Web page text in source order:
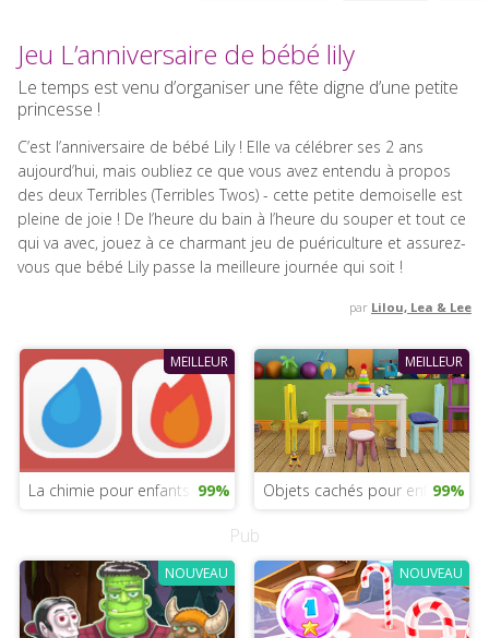
Jeu L’anniversaire de bébé lily
Le temps est venu d’organiser une fête digne d’une petite
princesse !
C’est l’anniversaire de bébé Lily ! Elle va célébrer ses 2 ans
aujourd’hui, mais oubliez ce que vous avez entendu à propos
des deux Terribles (Terribles Twos) - cette petite demoiselle est
pleine de joie ! De l’heure du bain à l’heure du souper et tout ce
qui va avec, jouez à ce charmant jeu de puériculture et assurez-
vous que bébé Lily passe la meilleure journée qui soit !
par Lilou, Lea & Lee
MEILLEUR
La chimie pour enfants 99%
MEILLEUR
Objets cachés pour enfants
99%
Pub
NOUVEAU NOUVEAU